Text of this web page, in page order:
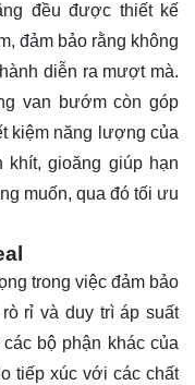
đều được thiết kế
đảm bảo rằng không
diễn ra mượt mà.
van bướm còn góp
kiệm năng lượng của
khít, gioăng giúp hạn
muốn, qua đó tối ưu
trong việc đảm bảo
rỉ và duy trì áp suất
bộ phận khác của
tiếp xúc với các chất